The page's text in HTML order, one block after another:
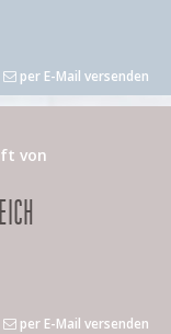
per E-Mail versenden
von
per E-Mail versenden